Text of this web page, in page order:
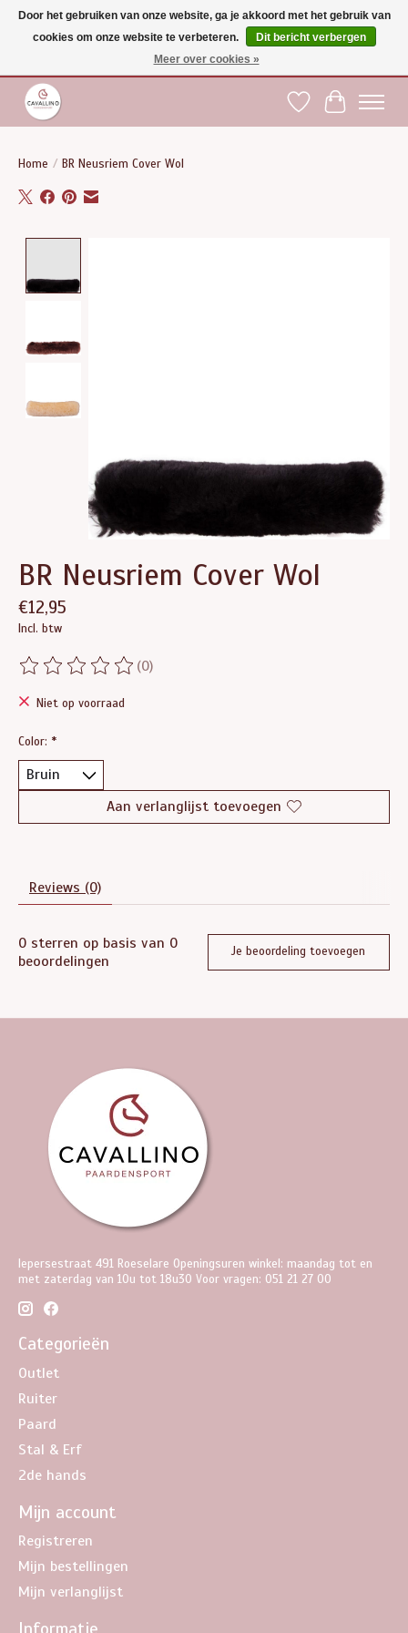
Gratis verzending vanaf €75 binnen BE - vanaf €100 naar EU | Voor 17:00 besteld is
dezelfde dag verzonden | Klantendienst: +32 (0)51 21 27 00 |
Verlanglijst
Home / BR Neusriem Cover Wol
BR Neusriem Cover Wol
€12,95
Incl. btw
De beoordeling van dit product is
(0)
Niet op voorraad
Color: *
Aan verlanglijst toevoegen
Reviews (0)
0 sterren op basis van 0
beoordelingen
Je beoordeling toevoegen
Iepersestraat 491 Roeselare Openingsuren winkel: maandag tot en
met zaterdag van 10u tot 18u30 Voor vragen: 051 21 27 00
Categorieën
Outlet
Ruiter
Paard
Stal & Erf
2de hands
Mijn account
Registreren
Mijn bestellingen
Mijn verlanglijst
Door het gebruiken van onze website, ga je akkoord met het gebruik van
cookies om onze website te verbeteren.
Dit bericht verbergen
Meer over cookies »